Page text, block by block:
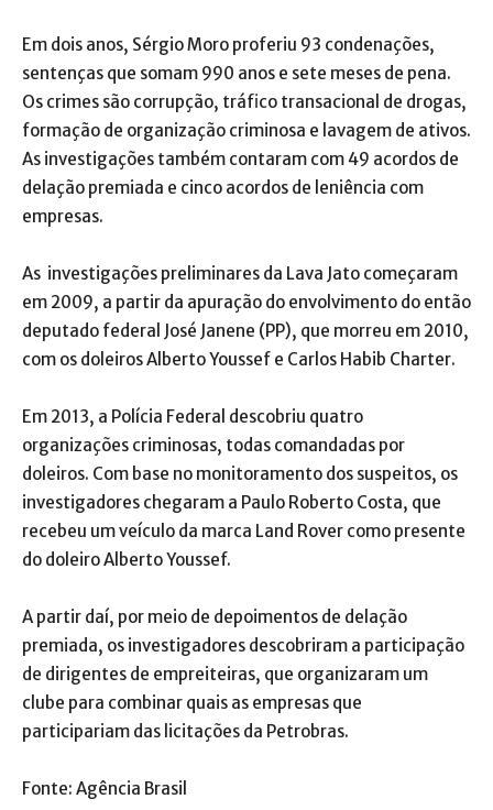
Em dois anos, Sérgio Moro proferiu 93 condenações,
sentenças que somam 990 anos e sete meses de pena.
Os crimes são corrupção, tráfico transacional de drogas,
formação de organização criminosa e lavagem de ativos.
As investigações também contaram com 49 acordos de
delação premiada e cinco acordos de leniência com
empresas.
As investigações preliminares da Lava Jato começaram
em 2009, a partir da apuração do envolvimento do então
deputado federal José Janene (PP), que morreu em 2010,
com os doleiros Alberto Youssef e Carlos Habib Charter.
Em 2013, a Polícia Federal descobriu quatro
organizações criminosas, todas comandadas por
doleiros. Com base no monitoramento dos suspeitos, os
investigadores chegaram a Paulo Roberto Costa, que
recebeu um veículo da marca Land Rover como presente
do doleiro Alberto Youssef.
A partir daí, por meio de depoimentos de delação
premiada, os investigadores descobriram a participação
de dirigentes de empreiteiras, que organizaram um
clube para combinar quais as empresas que
participariam das licitações da Petrobras.
Fonte: Agência Brasil